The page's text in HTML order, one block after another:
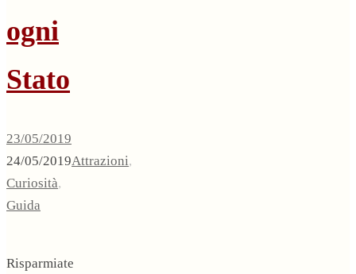
ogni
Stato
23/05/2019
24/05/2019Attrazioni,
Curiosità,
Guida
Risparmiate